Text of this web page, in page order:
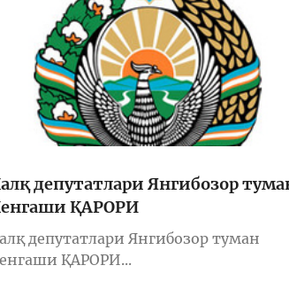
депутатлари Янгибозор
ҚАРОРИ
депутатлари Янгибозор туман
ҚАРОРИ...